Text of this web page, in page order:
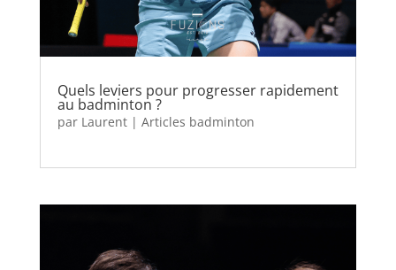
Quels leviers pour progresser rapidement
au badminton ?
par Laurent| Articles badminton